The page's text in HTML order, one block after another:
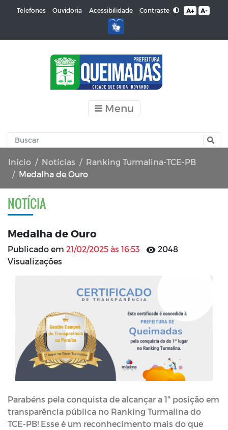
Telefones Ouvidoria Acessibilidade Contraste A+ A-
Menu
Início Notícias
Ranking Turmalina-TCE-PB
Medalha de Ouro
NOTÍCIA
Medalha de Ouro
Publicado em 21/02/2025 às 16:53
2048
Visualizações
Parabéns pela conquista de alcançar a 1ª posição em
transparência pública no Ranking Turmalina do
TCE-PB! Esse é um reconhecimento mais do que